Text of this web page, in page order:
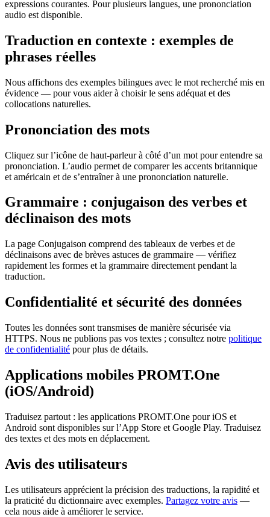
expressions courantes. Pour plusieurs langues, une prononciation
audio est disponible.
Traduction en contexte : exemples de
phrases réelles
Nous affichons des exemples bilingues avec le mot recherché mis en
évidence — pour vous aider à choisir le sens adéquat et des
collocations naturelles.
Prononciation des mots
Cliquez sur l’icône de haut-parleur à côté d’un mot pour entendre sa
prononciation. L’audio permet de comparer les accents britannique
et américain et de s’entraîner à une prononciation naturelle.
Grammaire : conjugaison des verbes et
déclinaison des mots
La page Conjugaison comprend des tableaux de verbes et de
déclinaisons avec de brèves astuces de grammaire — vérifiez
rapidement les formes et la grammaire directement pendant la
traduction.
Confidentialité et sécurité des données
Toutes les données sont transmises de manière sécurisée via
HTTPS. Nous ne publions pas vos textes ; consultez notre politique
de confidentialité pour plus de détails.
Applications mobiles PROMT.One
(iOS/Android)
Traduisez partout : les applications PROMT.One pour iOS et
Android sont disponibles sur l’App Store et Google Play. Traduisez
des textes et des mots en déplacement.
Avis des utilisateurs
Les utilisateurs apprécient la précision des traductions, la rapidité et
la praticité du dictionnaire avec exemples. Partagez votre avis —
cela nous aide à améliorer le service.